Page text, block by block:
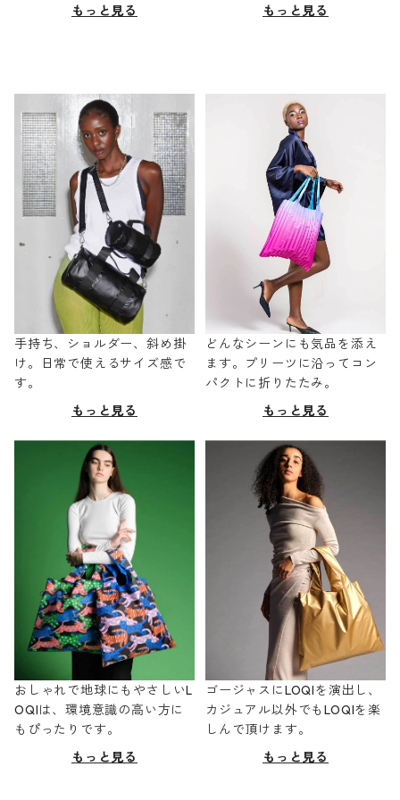
もっと見る もっと見る
手持ち、ショルダー、斜め掛
け。日常で使えるサイズ感で
す。
もっと見る
どんなシーンにも気品を添え
ます。プリーツに沿ってコン
パクトに折りたたみ。
もっと見る
おしゃれで地球にもやさしいL
OQIは、環境意識の高い方に
もぴったりです。
もっと見る
ゴージャスにLOQIを演出し、
カジュアル以外でもLOQIを楽
しんで頂けます。
もっと見る